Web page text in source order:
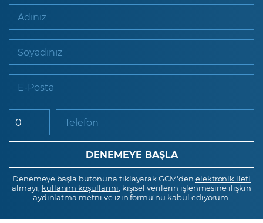
Adınız
Soyadınız
E-Posta
Telefon
Denemeye başla butonuna tıklayarak GCM'den elektronik ileti
almayı, kullanım koşullarını , kişisel verilerin işlenmesine ilişkin
aydınlatma metni ve izin formu'nu kabul ediyorum.